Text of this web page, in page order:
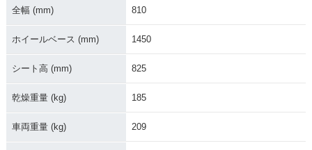
全幅 (mm) 810
ホイールベース (mm) 1450
シート高 (mm) 825
乾燥重量 (kg) 185
車両重量 (kg) 209